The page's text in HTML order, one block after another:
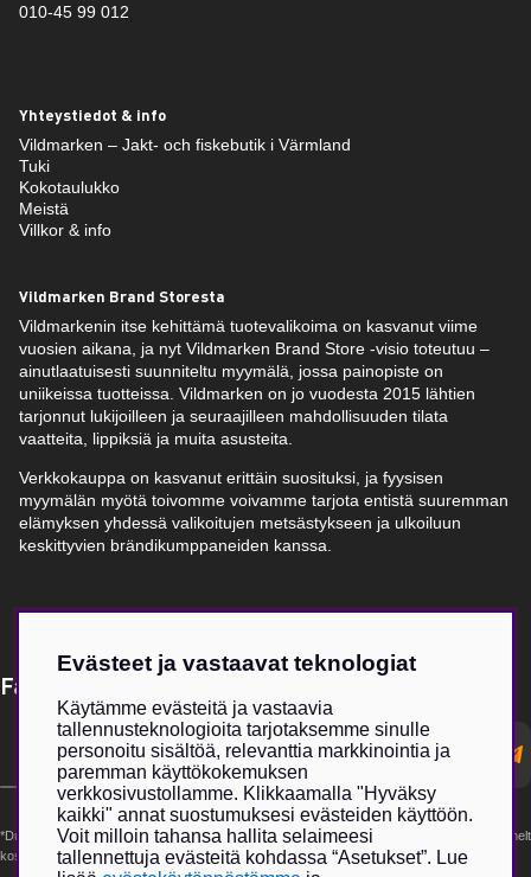
010-45 99 012
Yhteystiedot & info
Vildmarken – Jakt- och fiskebutik i Värmland
Tuki
Kokotaulukko
Meistä
Villkor & info
Vildmarken Brand Storesta
Vildmarkenin itse kehittämä tuotevalikoima on kasvanut viime
vuosien aikana, ja nyt Vildmarken Brand Store -visio toteutuu –
ainutlaatuisesti suunniteltu myymälä, jossa painopiste on
uniikeissa tuotteissa. Vildmarken on jo vuodesta 2015 lähtien
tarjonnut lukijoilleen ja seuraajilleen mahdollisuuden tilata
vaatteita, lippiksiä ja muita asusteita.
Verkkokauppa on kasvanut erittäin suosituksi, ja fyysisen
myymälän myötä toivomme voivamme tarjota entistä suuremman
elämyksen yhdessä valikoitujen metsästykseen ja ulkoiluun
keskittyvien brändikumppaneiden kanssa.
Få Magasin Vildmarken direkt till din e-post!*
postadress
*Du kan även få erbjudanden och nyheter från samarbetspartners. Din prenumeration är helt
kostnadsfri och kan avslutas när som helst.
Evästeet ja vastaavat teknologiat
Käytämme evästeitä ja vastaavia
tallennusteknologioita tarjotaksemme sinulle
personoitu sisältöä, relevanttia markkinointia ja
paremman käyttökokemuksen
verkkosivustollamme. Klikkaamalla "Hyväksy
kaikki" annat suostumuksesi evästeiden käyttöön.
Voit milloin tahansa hallita selaimeesi
tallennettuja evästeitä kohdassa “Asetukset”. Lue